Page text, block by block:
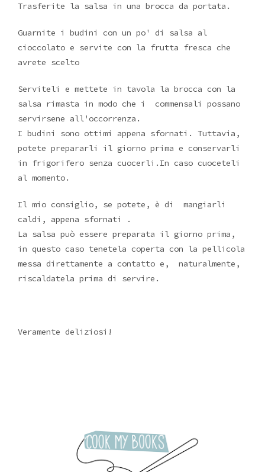
Trasferite la salsa in una brocca da portata.
Guarnite i budini con un po' di salsa al
cioccolato e servite con la frutta fresca che
avrete scelto
Serviteli e mettete in tavola la brocca con la
salsa rimasta in modo che i commensali possano
servirsene all'occorrenza.
I budini sono ottimi appena sfornati. Tuttavia,
potete prepararli il giorno prima e conservarli
in frigorifero senza cuocerli.In caso cuoceteli
al momento.
Il mio consiglio, se potete, è di mangiarli
caldi, appena sfornati .
La salsa può essere preparata il giorno prima,
in questo caso tenetela coperta con la pellicola
messa direttamente a contatto e, naturalmente,
riscaldatela prima di servire.
Veramente deliziosi!